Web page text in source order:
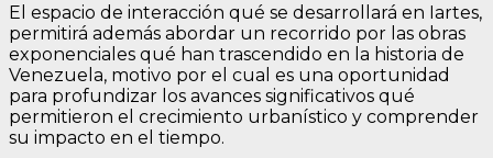
El espacio de interacción qué se desarrollará en Iartes,
permitirá además abordar un recorrido por las obras
exponenciales qué han trascendido en la historia de
Venezuela, motivo por el cual es una oportunidad
para profundizar los avances significativos qué
permitieron el crecimiento urbanístico y comprender
su impacto en el tiempo.